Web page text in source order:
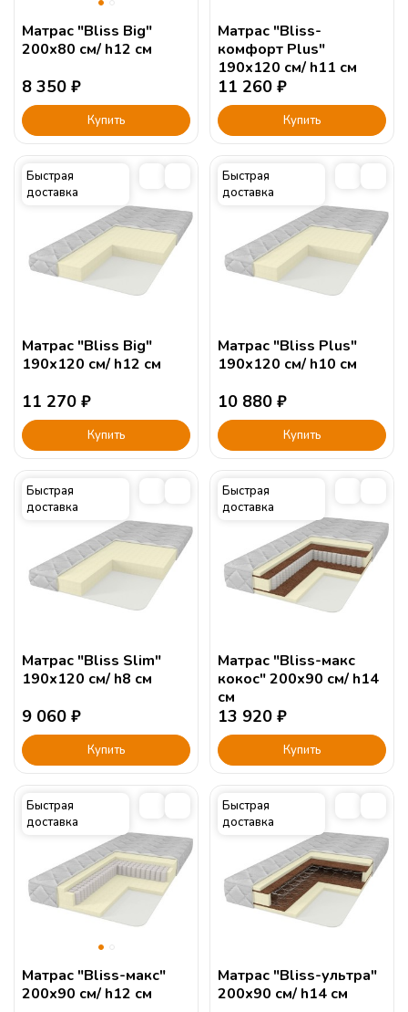
Матрас "Bliss Big"
200х80 см/ h12 см
8 350 ₽
Купить
Матрас "Bliss-
комфорт Plus"
190х120 см/ h11 см
11 260 ₽
Купить
Быстрая
доставка
Матрас "Bliss Big"
190х120 см/ h12 см
11 270 ₽
Купить
Быстрая
доставка
Матрас "Bliss Plus"
190х120 см/ h10 см
10 880 ₽
Купить
Быстрая
доставка
Матрас "Bliss Slim"
190х120 см/ h8 см
9 060 ₽
Купить
Быстрая
доставка
Матрас "Bliss-макс
кокос" 200х90 см/ h14
см
13 920 ₽
Купить
Быстрая
доставка
Матрас "Bliss-макс"
200х90 см/ h12 см
Быстрая
доставка
Матрас "Bliss-ультра"
200х90 см/ h14 см